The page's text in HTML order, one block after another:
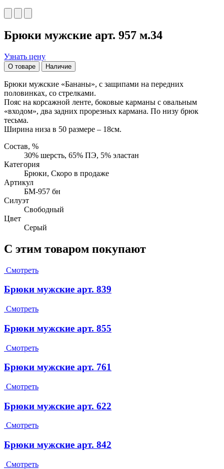
Брюки мужские арт. 957 м.34
Узнать цену
О товаре Наличие
Брюки мужские «Бананы», с защипами на передних
половинках, со стрелками.
Пояс на корсажной ленте, боковые карманы с овальным
«входом», два задних прорезных кармана. По низу брюк
тесьма.
Ширина низа в 50 размере – 18см.
Состав, %
30% шерсть, 65% ПЭ, 5% эластан
Категория
Брюки, Скоро в продаже
Артикул
БМ-957 бн
Силуэт
Свободный
Цвет
Серый
С этим товаром покупают
Смотреть
Брюки мужские арт. 839
Смотреть
Брюки мужские арт. 855
Смотреть
Брюки мужские арт. 761
Смотреть
Брюки мужские арт. 622
Смотреть
Брюки мужские арт. 842
Смотреть